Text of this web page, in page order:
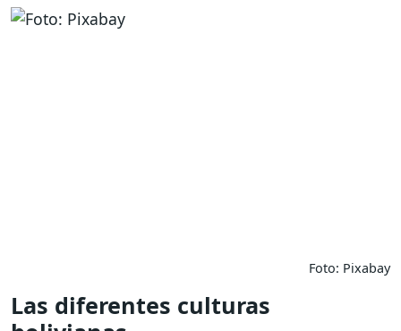
Foto: Pixabay
Las diferentes culturas